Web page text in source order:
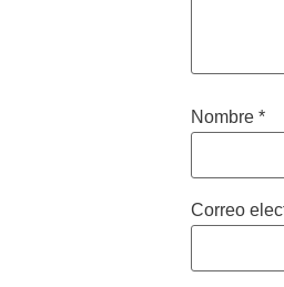
Nombre *
Correo